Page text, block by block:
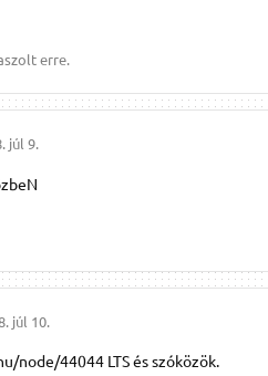
erre.
júl 9.
júl 10.
node/44044 LTS és szóközök.